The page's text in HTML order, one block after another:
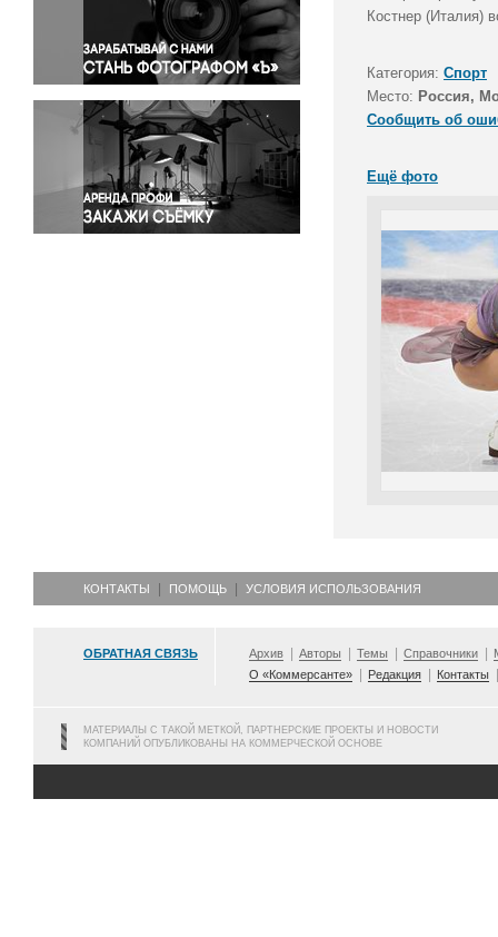
Правосудие
Происшествия и конфликты
Религия
Светская жизнь
Спорт
Экология
Экономика и бизнес
Костнер (Италия)
Категория: Спорт
Место: Россия,
Сообщить об
Ещё фото
КОНТАКТЫ ПОМОЩЬ УСЛОВИЯ ИСПОЛЬЗОВАНИЯ
ОБРАТНАЯ СВЯЗЬ Архив Авторы Темы Справочники
О «Коммерсанте»
Редакция Контакты
МАТЕРИАЛЫ С ТАКОЙ МЕТКОЙ, ПАРТНЕРСКИЕ ПРОЕКТЫ И НОВОСТИ
КОМПАНИЙ ОПУБЛИКОВАНЫ НА КОММЕРЧЕСКОЙ ОСНОВЕ